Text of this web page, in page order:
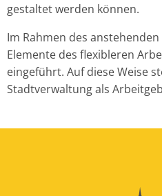
gestaltet werden können.
Im Rahmen des
Elemente des flexibleren
eingeführt. Auf diese Weise
Stadtverwaltung als